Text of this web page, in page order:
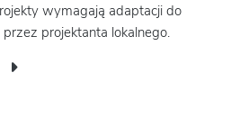
wymagają adaptacji do
projektanta lokalnego.